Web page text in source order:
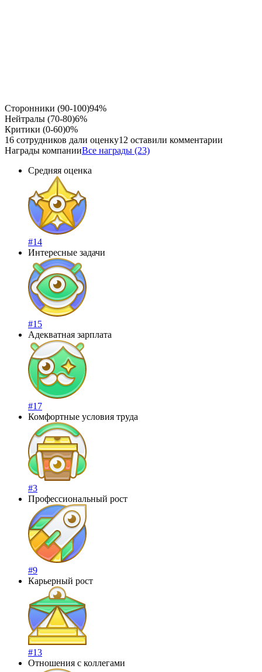
Сторонники (90-100)94%
Нейтралы (70-80)6%
Критики (0-60)0%
16 сотрудников дали оценку12 оставили комментарии
Награды компанииВсе награды (23)
Средняя оценка
#14
Интересные задачи
#15
Адекватная зарплата
#17
Комфортные условия труда
#3
Профессиональный рост
#9
Карьерный рост
#13
Отношения с коллегами